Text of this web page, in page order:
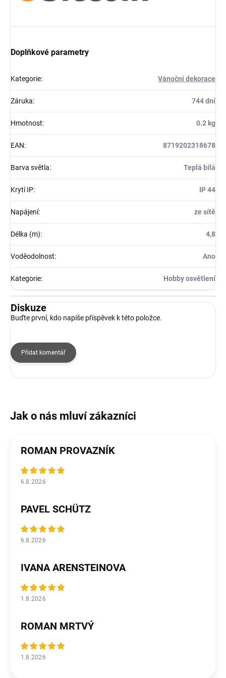
Doplňkové parametry
Kategorie: Vánoční dekorace
Záruka: 744 dní
Hmotnost: 0.2 kg
EAN: 8719202318678
Barva světla: Teplá bílá
Krytí IP: IP 44
Napájení: ze sítě
Délka (m): 4,8
Voděodolnost: Ano
Kategorie: Hobby osvětlení
Diskuze
Buďte první, kdo napíše příspěvek k této položce.
Přidat komentář
ROMAN PROVAZNÍK
6.8.2026
PAVEL SCHÜTZ
6.8.2026
IVANA ARENSTEINOVA
1.8.2026
ROMAN MRTVÝ
1.8.2026